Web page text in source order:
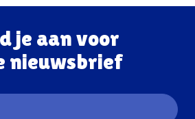
je aan voor
nieuwsbrief